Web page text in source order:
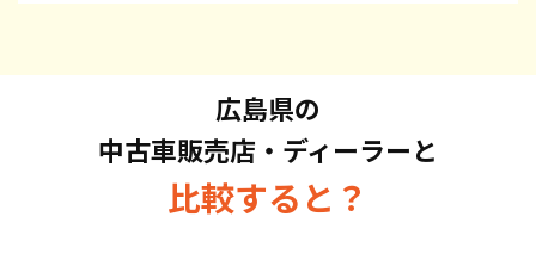
セイ・スカイライン・CX-5・ジムニーなど、車
種を問わずお持ち込みください。また、高価買
取している車種もございますので、お気軽にお
問い合わせください！
広島県の
中古車販売店・ディーラーと
比較すると？